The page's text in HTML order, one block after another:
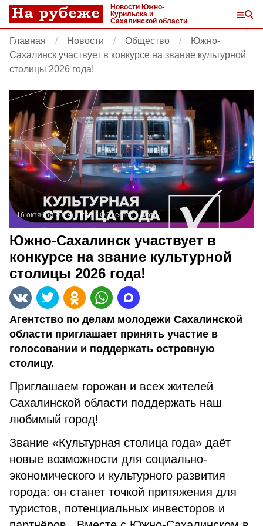
Новости Южно-
Курильска и
Сахалинской области
Главная Новости Общество
Южно-
Сахалинск участвует в конкурсе на звание культурной
столицы 2026 года!
16 октября 2024, 11:20 Общество Фото:
Южно-Сахалинск участвует в
конкурсе на звание культурной
столицы 2026 года!
Агентство по делам молодежи Сахалинской
области приглашает принять участие в
голосовании и поддержать островную
столицу.
Приглашаем горожан и всех жителей
Сахалинской области поддержать наш
любимый город!
Звание «Культурная столица года» даёт
новые возможности для социально-
экономического и культурного развития
города: он станет точкой притяжения для
туристов, потенциальных инвесторов и